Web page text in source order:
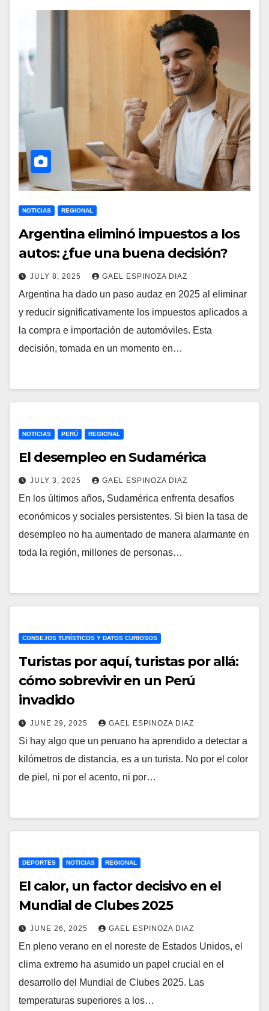
NOTICIAS REGIONAL
Argentina eliminó impuestos a los
autos: ¿fue una buena decisión?
JULY 8, 2025 GAEL ESPINOZA DIAZ
Argentina ha dado un paso audaz en 2025 al eliminar
y reducir significativamente los impuestos aplicados a
la compra e importación de automóviles. Esta
decisión, tomada en un momento en…
NOTICIAS PERÚ REGIONAL
El desempleo en Sudamérica
JULY 3, 2025 GAEL ESPINOZA DIAZ
En los últimos años, Sudamérica enfrenta desafíos
económicos y sociales persistentes. Si bien la tasa de
desempleo no ha aumentado de manera alarmante en
toda la región, millones de personas…
CONSEJOS TURÍSTICOS Y DATOS CURIOSOS
Turistas por aquí, turistas por allá:
cómo sobrevivir en un Perú
invadido
JUNE 29, 2025 GAEL ESPINOZA DIAZ
Si hay algo que un peruano ha aprendido a detectar a
kilómetros de distancia, es a un turista. No por el color
de piel, ni por el acento, ni por…
DEPORTES NOTICIAS REGIONAL
El calor, un factor decisivo en el
Mundial de Clubes 2025
JUNE 26, 2025 GAEL ESPINOZA DIAZ
En pleno verano en el noreste de Estados Unidos, el
clima extremo ha asumido un papel crucial en el
desarrollo del Mundial de Clubes 2025. Las
temperaturas superiores a los…